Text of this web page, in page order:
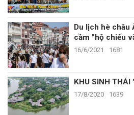
Du lịch hè châu
cầm "hộ chiếu
16/6/2021 1681
KHU SINH THÁI
17/8/2020 1639